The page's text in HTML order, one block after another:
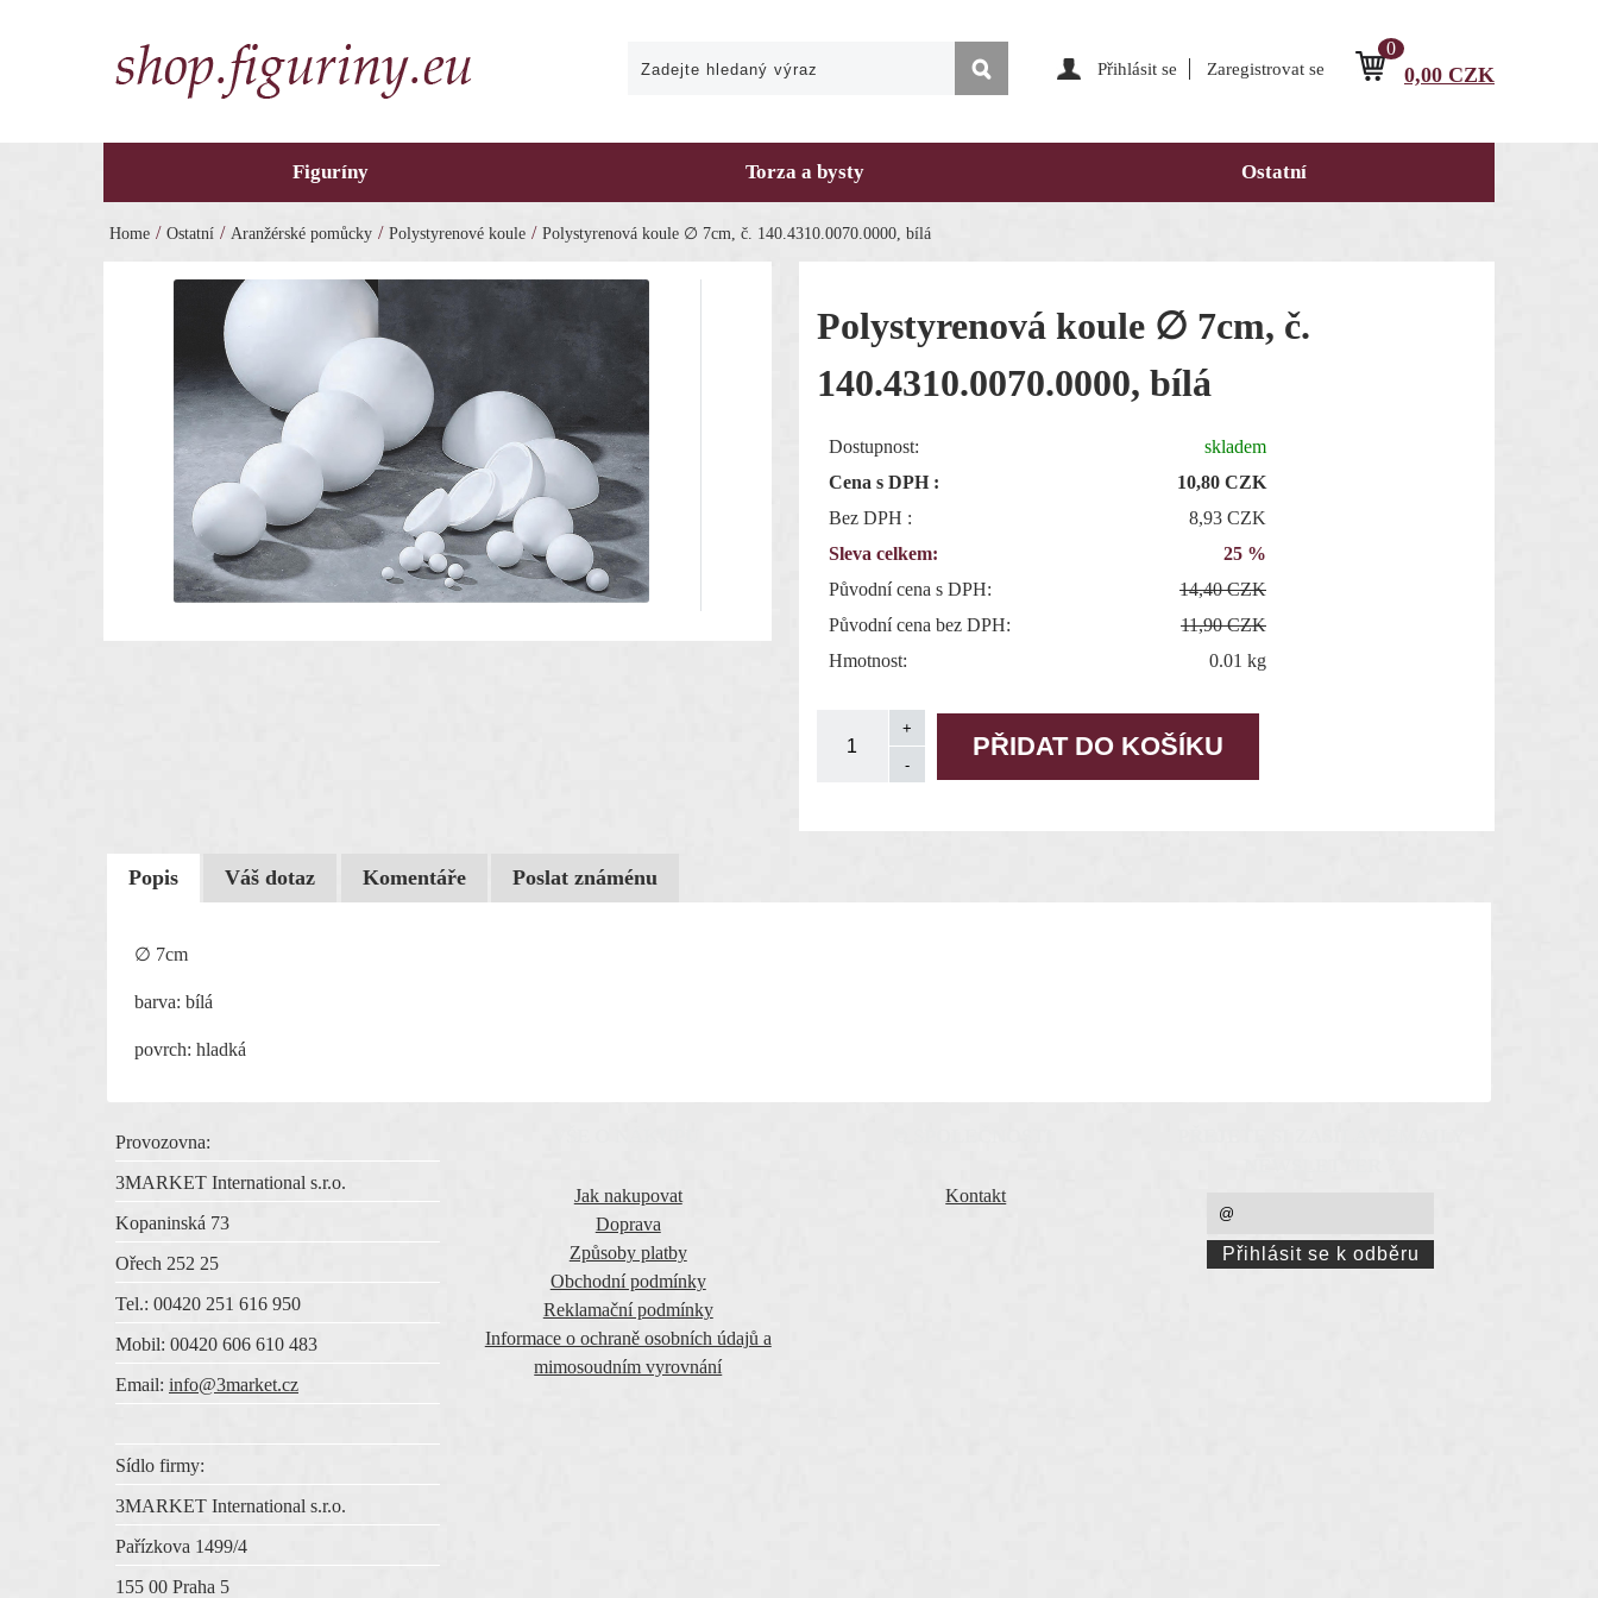
0
0,00 CZK
Přihlásit se Zaregistrovat se
Figuríny Torza a bysty Ostatní
Home / Ostatní / Aranžérské pomůcky / Polystyrenové koule / Polystyrenová koule ∅ 7cm, č. 140.4310.0070.0000, bílá
Polystyrenová koule ∅ 7cm, č.
140.4310.0070.0000, bílá
Dostupnost:
skladem
Cena s DPH :
10,80 CZK
Bez DPH :
8,93 CZK
Sleva celkem:
25 %
Původní cena s DPH:
14,40 CZK
Původní cena bez DPH:
11,90 CZK
Hmotnost:
0.01 kg
Popis Váš dotaz Komentáře Poslat známénu
∅ 7cm
barva: bílá
povrch: hladká
Provozovna:
3MARKET International s.r.o.
Kopaninská 73
Ořech 252 25
Tel.: 00420 251 616 950
Mobil: 00420 606 610 483
Email: info@3market.cz
Sídlo firmy:
3MARKET International s.r.o.
Pařízkova 1499/4
155 00 Praha 5
Jak nakupovat
Doprava
Způsoby platby
Obchodní podmínky
Reklamační podmínky
Informace o ochraně osobních údajů a
mimosoudním vyrovnání
Kontakt